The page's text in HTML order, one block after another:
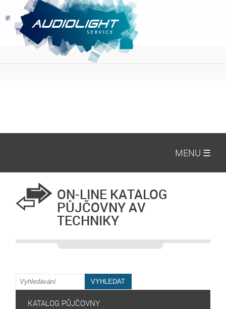
MENU ☰
ON-LINE KATALOG
PŮJČOVNY AV
TECHNIKY
KATALOG PŮJČOVNY